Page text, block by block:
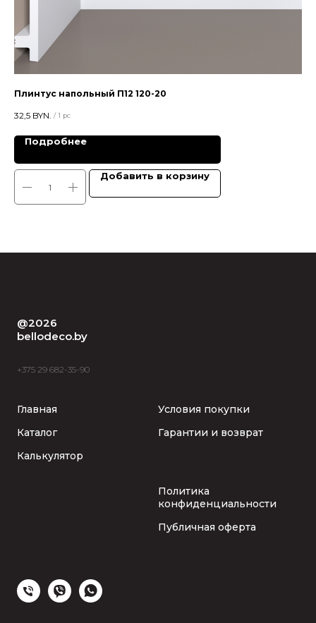
Плинтус напольный П12 120-20
32,5 BYN. / 1 pc
Подробнее
Добавить в корзину
@2026
bellodeco.by
+375 29 682-35-90
Главная
Каталог
Калькулятор
Условия покупки
Гарантии и возврат
Политика
конфиденциальности
Публичная оферта